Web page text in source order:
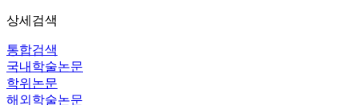
상세검색
통합검색
국내학술논문
학위논문
해외학술논문